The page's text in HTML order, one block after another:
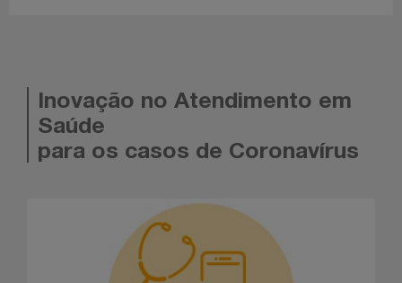
Inovação no Atendimento em
Saúde
para os casos de Coronavírus